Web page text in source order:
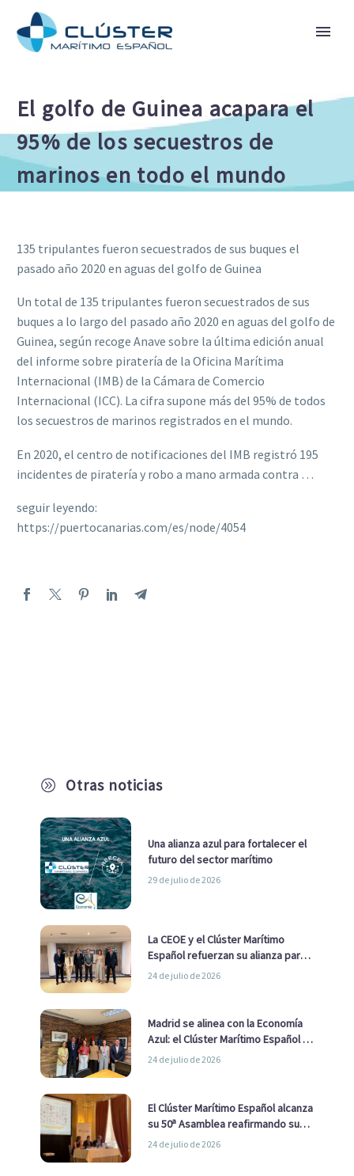
El golfo de Guinea acapara el
95% de los secuestros de
marinos en todo el mundo
A Otras noticias
Una alianza azul para fortalecer el
futuro del sector marítimo
29 de julio de 2026
La CEOE y el Clúster Marítimo
Español refuerzan su alianza para
impulsar una estrategia Nacional
24 de julio de 2026
Madrid se alinea con la Economía
Azul: el Clúster Marítimo Español y
la Real Liga Naval avanzan alianzas
24 de julio de 2026
El Clúster Marítimo Español alcanza
su 50ª Asamblea reafirmando su
liderazgo en la Economía Azul
24 de julio de 2026
135 tripulantes fueron secuestrados de sus buques el
pasado año 2020 en aguas del golfo de Guinea
Un total de 135 tripulantes fueron secuestrados de sus
buques a lo largo del pasado año 2020 en aguas del golfo de
Guinea, según recoge Anave sobre la última edición anual
del informe sobre piratería de la Oficina Marítima
Internacional (IMB) de la Cámara de Comercio
Internacional (ICC). La cifra supone más del 95% de todos
los secuestros de marinos registrados en el mundo.
En 2020, el centro de notificaciones del IMB registró 195
incidentes de piratería y robo a mano armada contra …
seguir leyendo:
https://puertocanarias.com/es/node/4054